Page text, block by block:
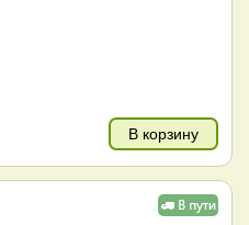
В корзину